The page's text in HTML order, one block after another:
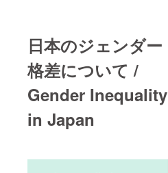
日本のジェンダー
格差について /
Gender Inequality
in Japan